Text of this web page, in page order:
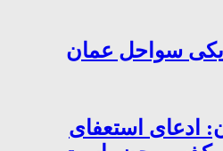
سواحل عمان
ادعای استعفای